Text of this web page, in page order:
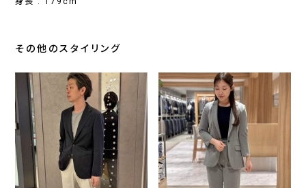
その他のスタイリング